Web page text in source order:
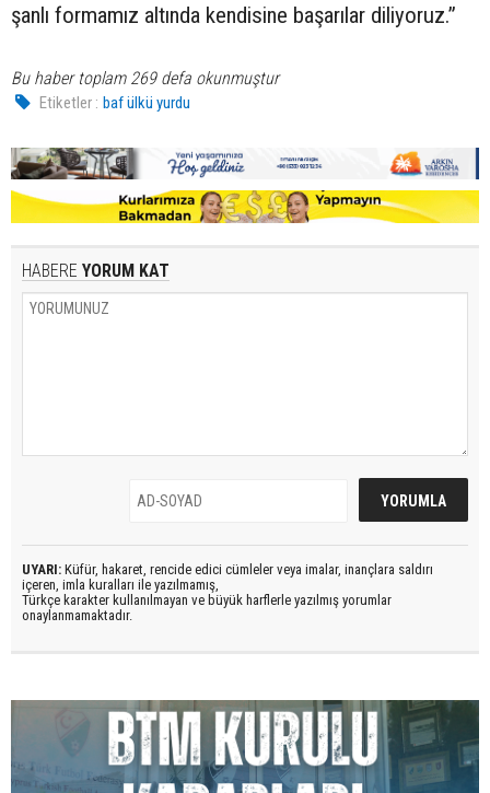
şanlı formamız altında kendisine başarılar diliyoruz.”
Bu haber toplam 269 defa okunmuştur
Etiketler : baf ülkü yurdu
HABERE YORUM KAT
UYARI: Küfür, hakaret, rencide edici cümleler veya imalar, inançlara saldırı
içeren, imla kuralları ile yazılmamış,
Türkçe karakter kullanılmayan ve büyük harflerle yazılmış yorumlar
onaylanmamaktadır.